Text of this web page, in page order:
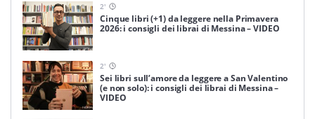
2'
Cinque libri (+1) da leggere nella Primavera
2026: i consigli dei librai di Messina – VIDEO
2'
Sei libri sull’amore da leggere a San Valentino
(e non solo): i consigli dei librai di Messina –
VIDEO